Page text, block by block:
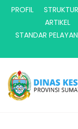
PROFIL
ARTIKEL
STANDAR